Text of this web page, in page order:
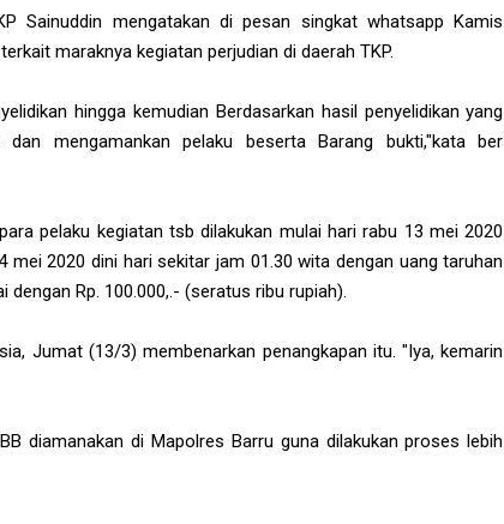
Sainuddin mengatakan di pesan singkat whatsapp Kamis
maraknya kegiatan perjudian di daerah TKP.
hingga kemudian Berdasarkan hasil penyelidikan yang
mengamankan pelaku beserta Barang bukti,"kata ber
pelaku kegiatan tsb dilakukan mulai hari rabu 13 mei 2020
2020 dini hari sekitar jam 01.30 wita dengan uang taruhan
dengan Rp. 100.000,.- (seratus ribu rupiah).
Jumat (13/3) membenarkan penangkapan itu. "Iya, kemarin
diamanakan di Mapolres Barru guna dilakukan proses lebih